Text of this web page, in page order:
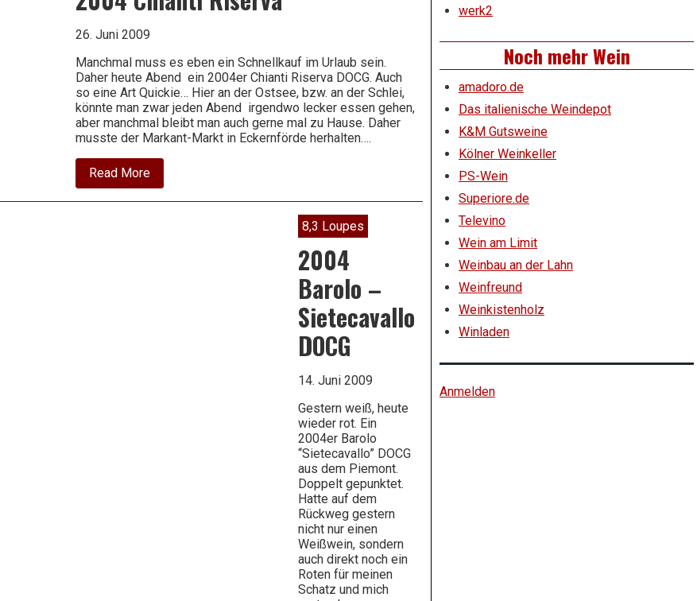
26. Juni 2009
Manchmal muss es eben ein Schnellkauf im Urlaub sein.
Daher heute Abend ein 2004er Chianti Riserva DOCG. Auch
so eine Art Quickie… Hier an der Ostsee, bzw. an der Schlei,
könnte man zwar jeden Abend irgendwo lecker essen gehen,
aber manchmal bleibt man auch gerne mal zu Hause. Daher
musste der Markant-Markt in Eckernförde herhalten….
Read Moreabout
2004
Chianti
8,3 Loupes
2004
Barolo –
Sietecavallo
DOCG
14. Juni 2009
Gestern weiß, heute
wieder rot. Ein
2004er Barolo
“Sietecavallo” DOCG
aus dem Piemont.
Doppelt gepunktet.
Hatte auf dem
Rückweg gestern
nicht nur einen
Weißwein, sondern
auch direkt noch ein
Roten für meinen
Schatz und mich
werk2
Noch mehr Wein
amadoro.de
Das italienische Weindepot
K&M Gutsweine
Kölner Weinkeller
PS-Wein
Superiore.de
Televino
Wein am Limit
Weinbau an der Lahn
Weinfreund
Weinkistenholz
Winladen
Anmelden